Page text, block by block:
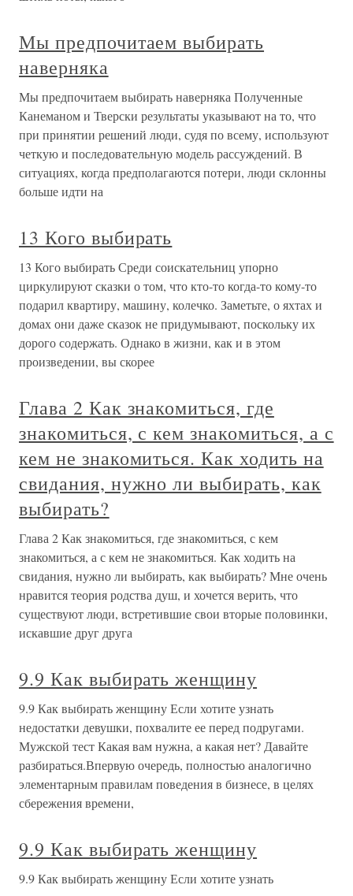
Мы предпочитаем выбирать
наверняка
Мы предпочитаем выбирать наверняка Полученные
Канеманом и Тверски результаты указывают на то, что
при принятии решений люди, судя по всему, используют
четкую и последовательную модель рассуждений. В
ситуациях, когда предполагаются потери, люди склонны
больше идти на
13 Кого выбирать
13 Кого выбирать Среди соискательниц упорно
циркулируют сказки о том, что кто-то когда-то кому-то
подарил квартиру, машину, колечко. Заметьте, о яхтах и
домах они даже сказок не придумывают, поскольку их
дорого содержать. Однако в жизни, как и в этом
произведении, вы скорее
Глава 2 Как знакомиться, где
знакомиться, с кем знакомиться, а с
кем не знакомиться. Как ходить на
свидания, нужно ли выбирать, как
выбирать?
Глава 2 Как знакомиться, где знакомиться, с кем
знакомиться, а с кем не знакомиться. Как ходить на
свидания, нужно ли выбирать, как выбирать? Мне очень
нравится теория родства душ, и хочется верить, что
существуют люди, встретившие свои вторые половинки,
искавшие друг друга
9.9 Как выбирать женщину
9.9 Как выбирать женщину Если хотите узнать
недостатки девушки, похвалите ее перед подругами.
Мужской тест Какая вам нужна, а какая нет? Давайте
разбираться.Впервую очередь, полностью аналогично
элементарным правилам поведения в бизнесе, в целях
сбережения времени,
9.9 Как выбирать женщину
9.9 Как выбирать женщину Если хотите узнать